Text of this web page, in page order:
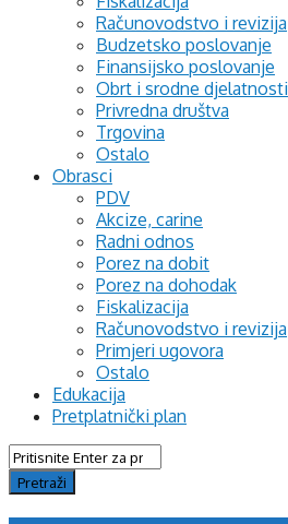
Računovodstvo i revizija
Budzetsko poslovanje
Finansijsko poslovanje
Obrt i srodne djelatnosti
Privredna društva
Trgovina
Ostalo
Obrasci
PDV
Akcize, carine
Radni odnos
Porez na dobit
Porez na dohodak
Fiskalizacija
Računovodstvo i revizija
Primjeri ugovora
Ostalo
Edukacija
Pretplatnički plan